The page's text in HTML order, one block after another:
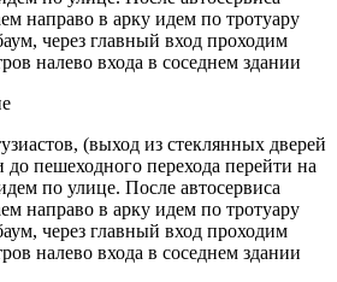
направо в арку идем по тротуару
через главный вход проходим
налево входа в соседнем здании
(выход из стеклянных дверей
пешеходного перехода перейти на
по улице. После автосервиса
направо в арку идем по тротуару
через главный вход проходим
налево входа в соседнем здании